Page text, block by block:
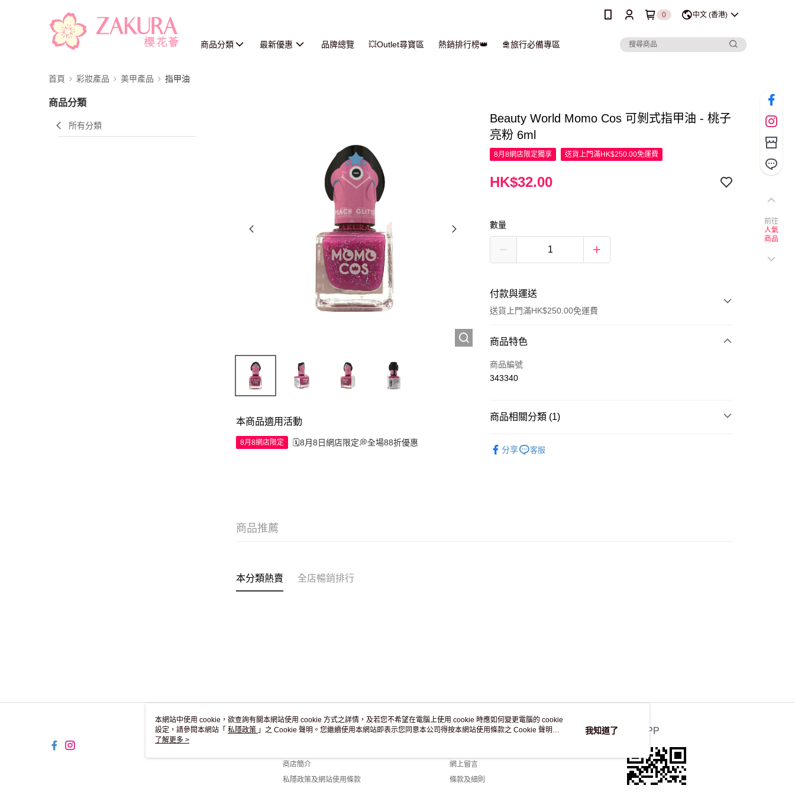
0 中文 (香港)
商品分類 最新優惠 品牌總覽 💥Outlet尋寶區 熱銷排行榜👑 🛅旅行必備專區
首頁 彩妝產品 美甲產品 指甲油
商品分類
所有分類
本商品適用活動
8月8網店限定 🗓️8月8日網店限定💭全場88折優惠
Beauty World Momo Cos 可剝式指甲油 - 桃子
亮粉 6ml
8月8網店限定獨享 送貨上門滿HK$250.00免運費
HK$32.00
數量
付款與運送
送貨上門滿HK$250.00免運費
付款方式
信用卡
商品特色
商品編號
343340
商品相關分類 (1)
分享
客服
商品推薦
本分類熱賣 全店暢銷排行
關於我們
商店簡介
私隱政策及網站使用條款
客戶服務
網上留言
條款及細則
官方APP
前往
人氣
商品
本網站中使用 cookie，欲查詢有關本網站使用 cookie 方式之詳情，及若您不希望在電腦上使用 cookie 時應如何變更電腦的 cookie
設定，請參閱本網站「 私隱政策 」之 Cookie 聲明。您繼續使用本網站即表示您同意本公司得按本網站使用條款之 Cookie 聲明使
用 cookie。
了解更多 >
我知道了